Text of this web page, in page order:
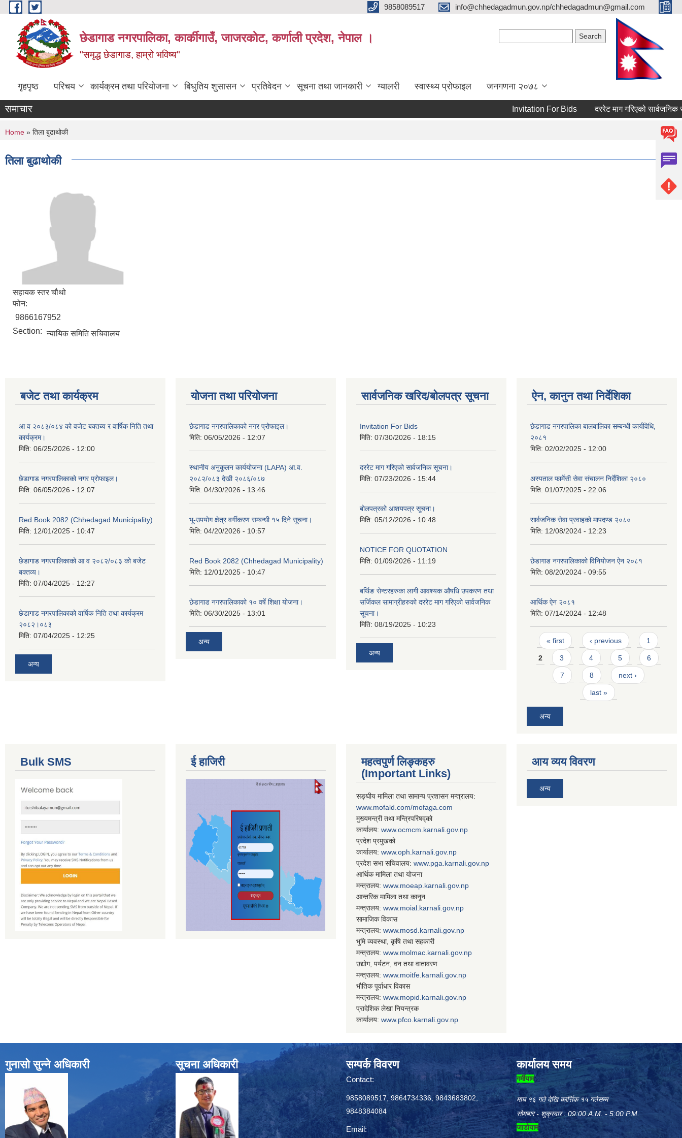
Skip to main content 9858089517 info@chhedagadmun.gov.np/chhedagadmun@gmail.com
छेडागाड नगरपालिका, कार्कीगाउँ, जाजरकाेट, कर्णाली प्रदेश, नेपाल ।
"समृद्ध छेडागाड, हाम्रो भविष्य"
गृहपृष्ठ परिचय कार्यक्रम तथा परियोजना बिधुतिय शुसासन प्रतिवेदन सूचना तथा जानकारी ग्यालरी स्वास्थ्य प्रोफाइल जनगणना २०७८
समाचार Invitation For Bids दररेट माग गरिएको सार्वजनिक
You are here
Home » तिला बुढाथोकी
तिला बुढाथोकी
सहायक स्तर चौथो
फोन:
9866167952
Section: न्यायिक समिति सचिवालय
बजेट तथा कार्यक्रम
आ व २०८३/०८४ को वजेट बक्तब्य र वार्षिक निति तथा
कार्यक्रम।
मिति: 06/25/2026 - 12:00
छेडागाड नगरपालिकाको नगर प्रोफाइल।
मिति: 06/05/2026 - 12:07
Red Book 2082 (Chhedagad Municipality)
मिति: 12/01/2025 - 10:47
छेडागाड नगरपालिकाको आ व २०८२/०८३ को बजेट
बक्तव्य।
मिति: 07/04/2025 - 12:27
छेडागाड नगरपालिकाको वार्षिक निति तथा कार्यक्रम
२०८२।०८३
मिति: 07/04/2025 - 12:25
अन्य
योजना तथा परियोजना
छेडागाड नगरपालिकाको नगर प्रोफाइल।
मिति: 06/05/2026 - 12:07
स्थानीय अनुकूलन कार्ययोजना (LAPA) आ.व.
२०८२/०८३ देखी २०८६/०८७
मिति: 04/30/2026 - 13:46
भू-उपयोग क्षेत्र वर्गीकरण सम्बन्धी १५ दिने सूचना।
मिति: 04/20/2026 - 10:57
Red Book 2082 (Chhedagad Municipality)
मिति: 12/01/2025 - 10:47
छेडागाड नगरपालिकाको १० वर्षे शिक्षा योजना।
मिति: 06/30/2025 - 13:01
अन्य
सार्वजनिक खरिद/बोलपत्र सूचना
Invitation For Bids
मिति: 07/30/2026 - 18:15
दररेट माग गरिएको सार्वजनिक सूचना।
मिति: 07/23/2026 - 15:44
बोलपत्रको आशयपत्र सूचना।
मिति: 05/12/2026 - 10:48
NOTICE FOR QUOTATION
मिति: 01/09/2026 - 11:19
बर्थिङ सेन्टरहरुका लागी आवश्यक औषधि उपकरण तथा
सर्जिकल सामाग्रीहरुको दररेट माग गरिएको सार्वजनिक
सूचना।
मिति: 08/19/2025 - 10:23
अन्य
ऐन, कानुन तथा निर्देशिका
छेडागाड नगरपालिका बालबालिका सम्बन्धी कार्यविधि,
२०८१
मिति: 02/02/2025 - 12:00
अस्पताल फार्मेसी सेवा संचालन निर्देशिका २०८०
मिति: 01/07/2025 - 22:06
सार्वजनिक सेवा प्रवाहको मापदण्ड २०८०
मिति: 12/08/2024 - 12:23
छेडागाड नगरपालिकाको विनियोजन ऐन २०८१
मिति: 08/20/2024 - 09:55
आर्थिक ऐन २०८१
मिति: 07/14/2024 - 12:48
Pages
« first ‹ previous 1
2 3 4 5 6
7 8 next ›
last »
अन्य
Bulk SMS ई हाजिरी
महत्वपुर्ण लिङ्कहरु
(Important Links)
सङ्घीय मामिला तथा सामान्य प्रशासन मन्त्रालय:
www.mofald.com/mofaga.com
मुख्यमन्त्री तथा मन्त्रिपरिषद्को
कार्यालय: www.ocmcm.karnali.gov.np
प्रदेश प्रमुखको
कार्यालय: www.oph.karnali.gov.np
प्रदेश सभा सचिवालय: www. pga.karnali.gov.np
आर्थिक मामिला तथा योजना
मन्त्रालय: www. moeap.karnali.gov.np
आन्तरिक मामिला तथा कानून
मन्त्रालय: www. moial.karnali.gov.np
सामाजिक विकास
मन्त्रालय: www. mosd.karnali.gov.np
भुमि व्यवस्था, कृषि तथा सहकारी
मन्त्रालय: www. molmac.karnali.gov.np
उद्योग, पर्यटन, वन तथा वातावरण
मन्त्रालय: www. moitfe.karnali.gov.np
भौतिक पूर्वाधार विकास
मन्त्रालय: www. mopid.karnali.gov.np
प्रादेशिक लेखा नियन्त्रक
कार्यालय: www. pfco.karnali.gov.np
आय व्यय विवरण
अन्य
गुनासो सुन्ने अधिकारी सूचना अधिकारी सम्पर्क विवरण
Contact:
9858089517, 9864734336, 9843683802,
9848384084
Email:
कार्यालय समय
गर्मीयाम
माघ १६ गते देखि कार्त्तिक १५ गतेसम्म
सोमबार - शुक्रवार : 09:00 A.M. - 5:00 P.M.
जाडोयाम